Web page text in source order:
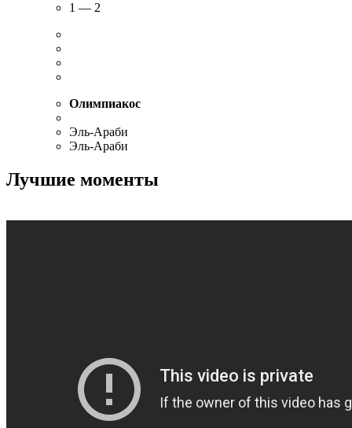
1 — 2
Олимпиакос
Эль-Араби
Эль-Араби
Лучшие моменты